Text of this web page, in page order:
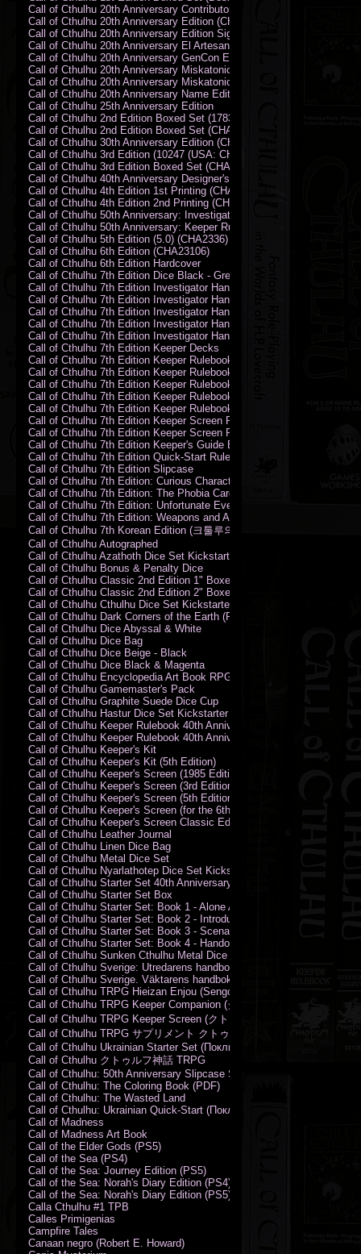
Call of Cthulhu 20th Anniversary Contributor Edition
Call of Cthulhu 20th Anniversary Edition (CHA2399)
Call of Cthulhu 20th Anniversary Edition Signed by Sandy Petersen
Call of Cthulhu 20th Anniversary El Artesano del Rey Edition
Call of Cthulhu 20th Anniversary GenCon Edition
Call of Cthulhu 20th Anniversary Miskatonic University Library Edition
Call of Cthulhu 20th Anniversary Miskatonic University Library Edition
Call of Cthulhu 20th Anniversary Name Edition
Call of Cthulhu 25th Anniversary Edition
Call of Cthulhu 2nd Edition Boxed Set (178301)
Call of Cthulhu 2nd Edition Boxed Set (CHA2301-X)
Call of Cthulhu 30th Anniversary Edition (CHA23126)
Call of Cthulhu 3rd Edition (10247 (USA: CHA2317-H))
Call of Cthulhu 3rd Edition Boxed Set (CHA2301-X)
Call of Cthulhu 40th Anniversary Designer's Edition 2009-DX
Call of Cthulhu 4th Edition 1st Printing (CHA2324)
Call of Cthulhu 4th Edition 2nd Printing (CHA2324)
Call of Cthulhu 50th Anniversary: Investigator Handbook (PDF)
Call of Cthulhu 50th Anniversary: Keeper Rulebook (PDF)
Call of Cthulhu 5th Edition (5.0) (CHA2336)
Call of Cthulhu 6th Edition (CHA23106)
Call of Cthulhu 6th Edition Hardcover
Call of Cthulhu 7th Edition Dice Black - Green
Call of Cthulhu 7th Edition Investigator Handbook (PDF)
Call of Cthulhu 7th Edition Investigator Handbook Backer Proof (PDF)
Call of Cthulhu 7th Edition Investigator Handbook Hardcover
Call of Cthulhu 7th Edition Investigator Handbook Leatherette
Call of Cthulhu 7th Edition Investigator Handbook Softcover
Call of Cthulhu 7th Edition Keeper Decks
Call of Cthulhu 7th Edition Keeper Rulebook (PDF)
Call of Cthulhu 7th Edition Keeper Rulebook Backer Proof (PDF)
Call of Cthulhu 7th Edition Keeper Rulebook Hardcover
Call of Cthulhu 7th Edition Keeper Rulebook Leatherette
Call of Cthulhu 7th Edition Keeper Rulebook Softcover
Call of Cthulhu 7th Edition Keeper Screen Pack
Call of Cthulhu 7th Edition Keeper Screen Pack (PDF)
Call of Cthulhu 7th Edition Keeper's Guide El Artesano del Rey Edition
Call of Cthulhu 7th Edition Quick-Start Rules (PDF)
Call of Cthulhu 7th Edition Slipcase
Call of Cthulhu 7th Edition: Curious Characters Card Deck
Call of Cthulhu 7th Edition: The Phobia Card Deck
Call of Cthulhu 7th Edition: Unfortunate Events Card Deck
Call of Cthulhu 7th Edition: Weapons and Artifacts Card Deck
Call of Cthulhu 7th Korean Edition (크툴루의 부름: 수호자 룰북)
Call of Cthulhu Autographed
Call of Cthulhu Azathoth Dice Set Kickstarter Edition
Call of Cthulhu Bonus & Penalty Dice
Call of Cthulhu Classic 2nd Edition 1" Boxed Rules Set
Call of Cthulhu Classic 2nd Edition 2" Boxed Rules Set
Call of Cthulhu Cthulhu Dice Set Kickstarter Edition
Call of Cthulhu Dark Corners of the Earth (PC)
Call of Cthulhu Dice Abyssal & White
Call of Cthulhu Dice Bag
Call of Cthulhu Dice Beige - Black
Call of Cthulhu Dice Black & Magenta
Call of Cthulhu Encyclopedia Art Book RPG KA
Call of Cthulhu Gamemaster's Pack
Call of Cthulhu Graphite Suede Dice Cup
Call of Cthulhu Hastur Dice Set Kickstarter Edition
Call of Cthulhu Keeper Rulebook 40th Anniversary Edition
Call of Cthulhu Keeper Rulebook 40th Anniversary Edition (PDF)
Call of Cthulhu Keeper's Kit
Call of Cthulhu Keeper's Kit (5th Edition)
Call of Cthulhu Keeper's Screen (1985 Edition)
Call of Cthulhu Keeper's Screen (3rd Edition)
Call of Cthulhu Keeper's Screen (5th Edition)
Call of Cthulhu Keeper's Screen (for the 6th Edition Rules)
Call of Cthulhu Keeper's Screen Classic Edition
Call of Cthulhu Leather Journal
Call of Cthulhu Linen Dice Bag
Call of Cthulhu Metal Dice Set
Call of Cthulhu Nyarlathotep Dice Set Kickstarter Edition
Call of Cthulhu Starter Set 40th Anniversary Edition
Call of Cthulhu Starter Set Box
Call of Cthulhu Starter Set: Book 1 - Alone Against the Flames
Call of Cthulhu Starter Set: Book 2 - Introductory Rules
Call of Cthulhu Starter Set: Book 3 - Scenarios
Call of Cthulhu Starter Set: Book 4 - Handouts
Call of Cthulhu Sunken Cthulhu Metal Dice Set
Call of Cthulhu Sverige: Utredarens handbok (PDF)
Call of Cthulhu Sverige. Väktarens handbok
Call of Cthulhu TRPG Hieizan Enjou (Sengoku Period)
Call of Cthulhu TRPG Keeper Companion (クトゥルフ神話TRPG キー
Call of Cthulhu TRPG Keeper Screen (クトゥルフ神話TRPG キーパー
Call of Cthulhu TRPG サプリメント クトゥルフ2015
Call of Cthulhu Ukrainian Starter Set (Поклик Ктулху. Базовий набір)
Call of Cthulhu クトゥルフ神話 TRPG
Call of Cthulhu: 50th Anniversary Slipcase Set
Call of Cthulhu: The Coloring Book (PDF)
Call of Cthulhu: The Wasted Land
Call of Cthulhu: Ukrainian Quick-Start (Поклик Ктулху. Швидкий
Call of Madness
Call of Madness Art Book
Call of the Elder Gods (PS5)
Call of the Sea (PS4)
Call of the Sea: Journey Edition (PS5)
Call of the Sea: Norah's Diary Edition (PS4)
Call of the Sea: Norah's Diary Edition (PS5)
Calla Cthulhu #1 TPB
Calles Primigenias
Campfire Tales
Canaan negro (Robert E. Howard)